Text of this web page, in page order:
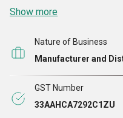
Show more
Nature of Business
Manufacturer and
GST Number
33AAHCA7292C1ZU